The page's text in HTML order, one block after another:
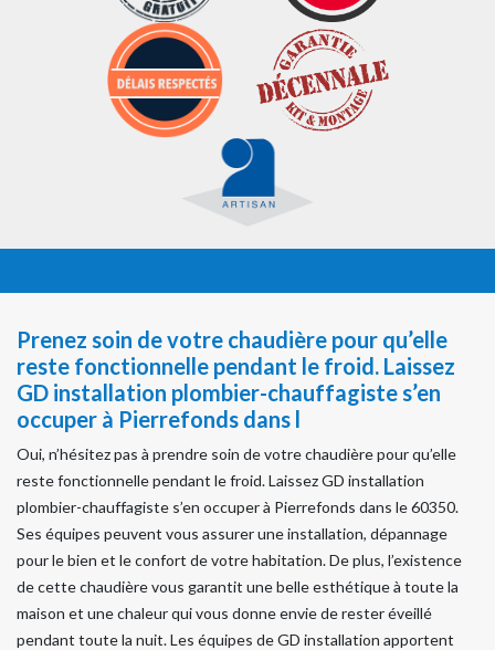
Prenez soin de votre chaudière pour qu’elle
reste fonctionnelle pendant le froid. Laissez
GD installation plombier-chauffagiste s’en
occuper à Pierrefonds dans l
Oui, n’hésitez pas à prendre soin de votre chaudière pour qu’elle
reste fonctionnelle pendant le froid. Laissez GD installation
plombier-chauffagiste s’en occuper à Pierrefonds dans le 60350.
Ses équipes peuvent vous assurer une installation, dépannage
pour le bien et le confort de votre habitation. De plus, l’existence
de cette chaudière vous garantit une belle esthétique à toute la
maison et une chaleur qui vous donne envie de rester éveillé
pendant toute la nuit. Les équipes de GD installation apportent